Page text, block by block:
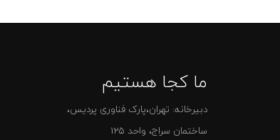
ما کجا هستیم
دبیرخانه: تهران،پارک فناوری پردیس،
ساختمان سراج، واحد 125